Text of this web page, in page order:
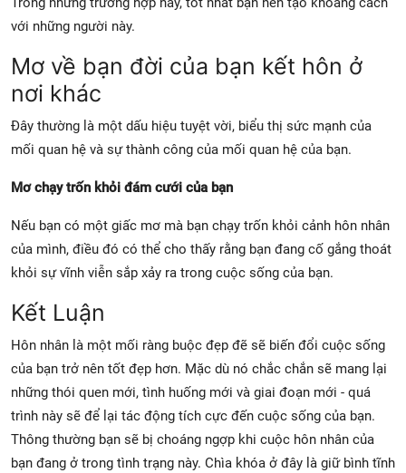
với những người này.
Mơ về bạn đời của bạn kết hôn ở
nơi khác
Đây thường là một dấu hiệu tuyệt vời, biểu thị sức mạnh của
mối quan hệ và sự thành công của mối quan hệ của bạn.
Mơ chạy trốn khỏi đám cưới của bạn
Nếu bạn có một giấc mơ mà bạn chạy trốn khỏi cảnh hôn nhân
của mình, điều đó có thể cho thấy rằng bạn đang cố gắng thoát
khỏi sự vĩnh viễn sắp xảy ra trong cuộc sống của bạn.
Kết Luận
Hôn nhân là một mối ràng buộc đẹp đẽ sẽ biến đổi cuộc sống
của bạn trở nên tốt đẹp hơn. Mặc dù nó chắc chắn sẽ mang lại
những thói quen mới, tình huống mới và giai đoạn mới - quá
trình này sẽ để lại tác động tích cực đến cuộc sống của bạn.
Thông thường bạn sẽ bị choáng ngợp khi cuộc hôn nhân của
bạn đang ở trong tình trạng này. Chìa khóa ở đây là giữ bình tĩnh